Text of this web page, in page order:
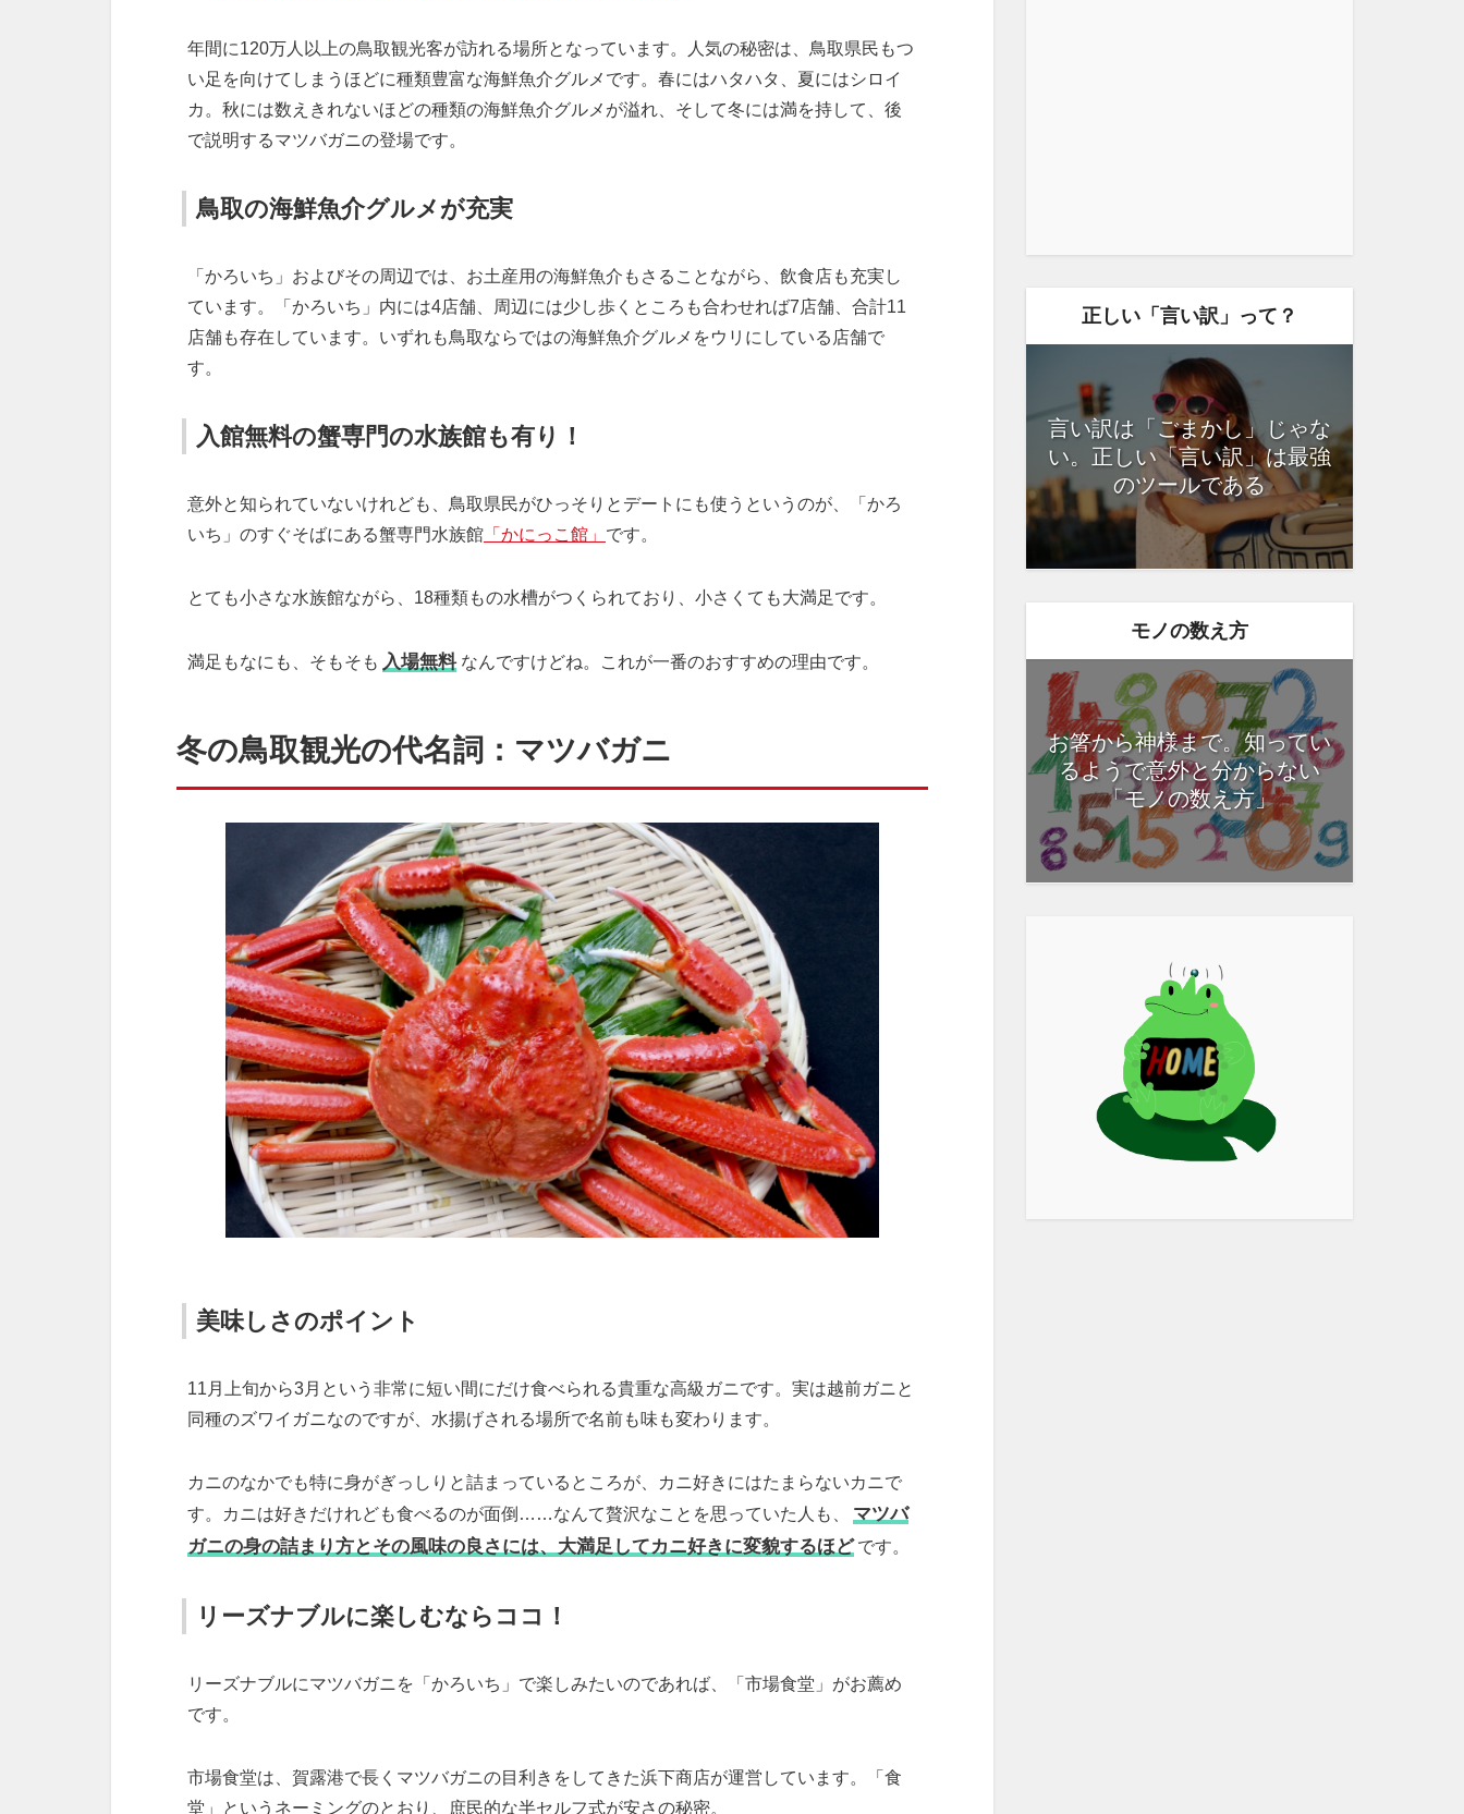
年間に120万人以上の鳥取観光客が訪れる場所となっています。人気の秘密は、鳥取県民もつ
い足を向けてしまうほどに種類豊富な海鮮魚介グルメです。春にはハタハタ、夏にはシロイ
カ。秋には数えきれないほどの種類の海鮮魚介グルメが溢れ、そして冬には満を持して、後
で説明するマツバガニの登場です。
鳥取の海鮮魚介グルメが充実
「かろいち」およびその周辺では、お土産用の海鮮魚介もさることながら、飲食店も充実し
ています。「かろいち」内には4店舗、周辺には少し歩くところも合わせれば7店舗、合計11
店舗も存在しています。いずれも鳥取ならではの海鮮魚介グルメをウリにしている店舗で
す。
入館無料の蟹専門の水族館も有り！
意外と知られていないけれども、鳥取県民がひっそりとデートにも使うというのが、「かろ
いち」のすぐそばにある蟹専門水族館 「かにっこ館」 です。
とても小さな水族館ながら、18種類もの水槽がつくられており、小さくても大満足です。
満足もなにも、そもそも 入場無料 なんですけどね。これが一番のおすすめの理由です。
冬の鳥取観光の代名詞：マツバガニ
美味しさのポイント
11月上旬から3月という非常に短い間にだけ食べられる貴重な高級ガニです。実は越前ガニと
同種のズワイガニなのですが、水揚げされる場所で名前も味も変わります。
カニのなかでも特に身がぎっしりと詰まっているところが、カニ好きにはたまらないカニで
す。カニは好きだけれども食べるのが面倒……なんて贅沢なことを思っていた人も、
マツバ
ガニの身の詰まり方とその風味の良さには、大満足してカニ好きに変貌するほど です。
リーズナブルに楽しむならココ！
リーズナブルにマツバガニを「かろいち」で楽しみたいのであれば、「市場食堂」がお薦め
です。
市場食堂は、賀露港で長くマツバガニの目利きをしてきた浜下商店が運営しています。「食
堂」というネーミングのとおり、庶民的な半セルフ式が安さの秘密。
正しい「言い訳」って？
言い訳は「ごまかし」じゃな
い。正しい「言い訳」は最強
のツールである
モノの数え方
お箸から神様まで。知ってい
るようで意外と分からない
「モノの数え方」